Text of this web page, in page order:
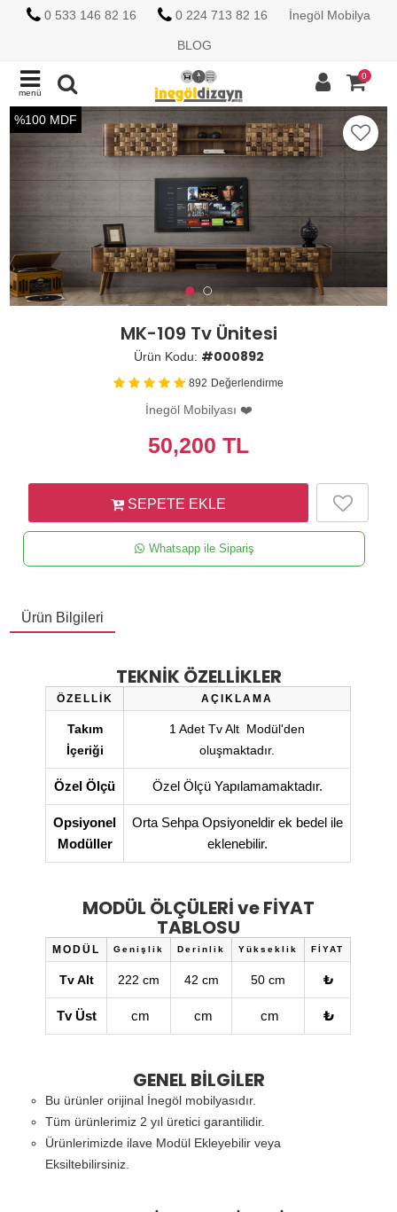
0 533 146 82 16 0 224 713 82 16 İnegöl Mobilya
BLOG
menü
0
%100 MDF
MK-109 Tv Ünitesi
Ürün Kodu: #000892
892 Değerlendirme
İnegöl Mobilyası ❤️
50,200 TL
SEPETE EKLE
Whatsapp ile Sipariş
Ürün Bilgileri
TEKNİK ÖZELLİKLER
ÖZELLİK AÇIKLAMA
Takım
İçeriği
1 Adet Tv Alt Modül'den
oluşmaktadır.
Özel Ölçü Özel Ölçü Yapılamamaktadır.
Opsiyonel
Modüller
Orta Sehpa Opsiyoneldir ek bedel ile
eklenebilir.
MODÜL ÖLÇÜLERİ ve FİYAT
TABLOSU
MODÜL Genişlik Derinlik Yükseklik FİYAT
Tv Alt 222 cm 42 cm 50 cm ₺
Tv Üst cm cm cm ₺
GENEL BİLGİLER
Bu ürünler orijinal İnegöl mobilyasıdır.
Tüm ürünlerimiz 2 yıl üretici garantilidir.
Ürünlerimizde ilave Modül Ekleyebilir veya
Eksiltebilirsiniz.